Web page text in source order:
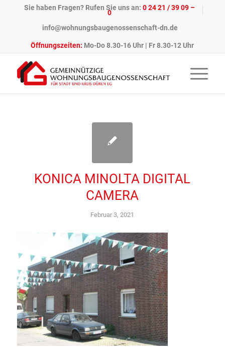
Sie haben Fragen? Rufen Sie uns an:0 24 21 / 39 09 –
0
info@wohnungsbaugenossenschaft-dn.de
Öffnungszeiten: Mo-Do 8.30-16 Uhr | Fr 8.30-12 Uhr
KONICA MINOLTA DIGITAL
CAMERA
Februar 3, 2021